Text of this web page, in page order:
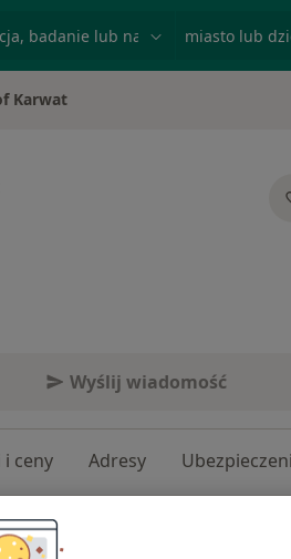
Karwat
Wyślij wiadomość
i ceny Adresy